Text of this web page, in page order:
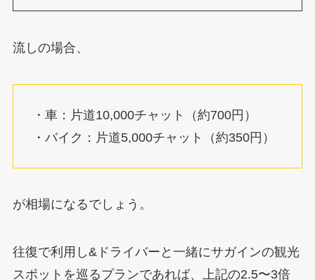
流しの場合、
・車：片道10,000チャット（約700円）
・バイク：片道5,000チャット（約350円）
が相場になるでしょう。
往復で利用し&ドライバーと一緒にサガインの観光
スポットを巡るプランであれば、上記の2.5〜3倍